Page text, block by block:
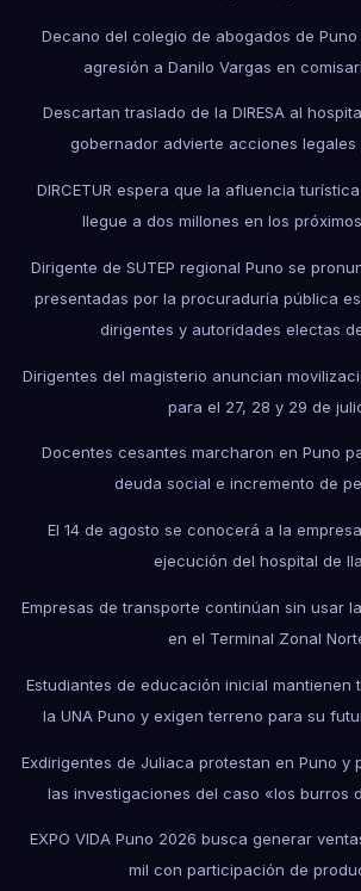
Decano del colegio de abogados de
agresión a Danilo Vargas en
Descartan traslado de la DIRESA al
gobernador advierte acciones legales
DIRCETUR espera que la afluencia
llegue a dos millones en los
Dirigente de SUTEP regional Puno se
presentadas por la procuraduría pública
dirigentes y autoridades electas
Dirigentes del magisterio anuncian
para el 27, 28 y 29 de
Docentes cesantes marcharon en Puno
deuda social e incremento de
El 14 de agosto se conocerá a la
ejecución del hospital de
Empresas de transporte continúan sin usar
en el Terminal Zonal
Estudiantes de educación inicial mantienen
la UNA Puno y exigen terreno para su
Exdirigentes de Juliaca protestan en Puno y
las investigaciones del caso «los burros
EXPO VIDA Puno 2026 busca generar
mil con participación de